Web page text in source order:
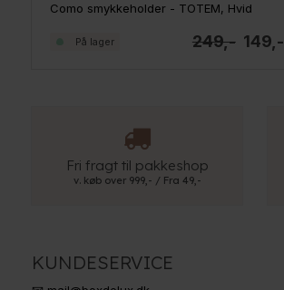
Como smykkeholder - TOTEM, Hvid
249,- 149,-
På lager
Fri fragt til pakkeshop
v. køb over 999,- / Fra 49,-
KUNDESERVICE